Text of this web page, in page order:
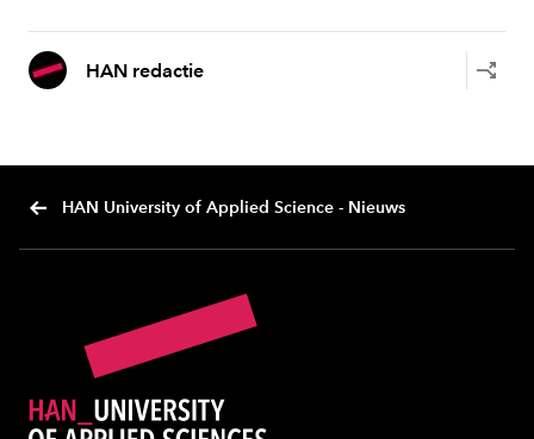
HAN redactie
HAN University of Applied Science - Nieuws